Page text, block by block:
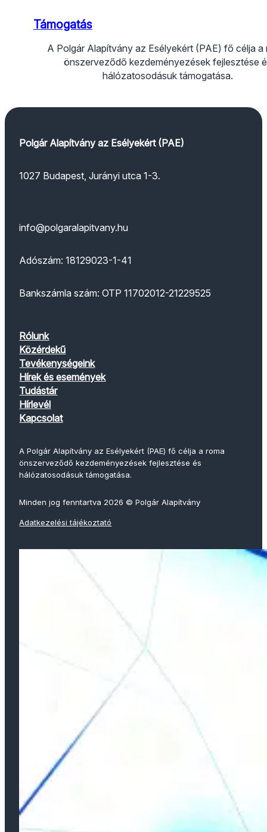
Támogatás
A Polgár Alapítvány az Esélyekért (PAE) fő célja a
önszerveződő kezdeményezések fejlesztése
hálózatosodásuk támogatása.
Polgár Alapítvány az Esélyekért (PAE)
1027 Budapest, Jurányi utca 1-3.
info@polgaralapitvany.hu
Adószám: 18129023-1-41
Bankszámla szám: OTP 11702012-21229525
Rólunk
Közérdekű
Tevékenységeink
Hírek és események
Tudástár
Hírlevél
Kapcsolat
A Polgár Alapítvány az Esélyekért (PAE) fő célja a roma
önszerveződő kezdeményezések fejlesztése és
hálózatosodásuk támogatása.
Minden jog fenntartva 2026 © Polgár Alapítvány
Adatkezelési tájékoztató